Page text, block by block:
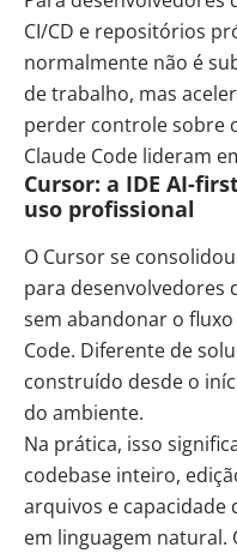
CI/CD e repositórios
normalmente não é
de trabalho, mas
perder controle sobre
Claude Code lideram
Cursor: a IDE AI-
uso profissional
O Cursor se
para
sem abandonar o
Code. Diferente de
construído desde o
do ambiente.
Na prática, isso
codebase inteiro,
arquivos e
em linguagem natural.